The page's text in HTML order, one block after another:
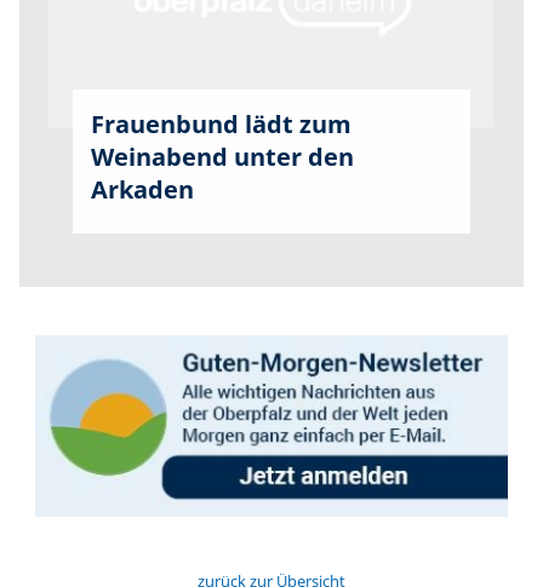
Frauenbund lädt zum
Weinabend unter den
Arkaden
zurück zur Übersicht